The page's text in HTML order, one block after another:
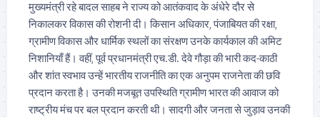
मुख्यमंत्री रहे बादल साहब ने राज्य को आतंकवाद के अंधेरे दौर से
निकालकर विकास की रोशनी दी। किसान अधिकार, पंजाबियत की रक्षा,
ग्रामीण विकास और धार्मिक स्थलों का संरक्षण उनके कार्यकाल की अमिट
निशानियाँ हैं। वहीं, पूर्व प्रधानमंत्री एच.डी. देवे गौड़ा की भारी कद-काठी
और शांत स्वभाव उन्हें भारतीय राजनीति का एक अनुपम राजनेता की छवि
प्रदान करता है। उनकी मजबूत उपस्थिति ग्रामीण भारत की आवाज को
राष्ट्रीय मंच पर बल प्रदान करती थी। सादगी और जनता से जुड़ाव उनकी